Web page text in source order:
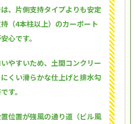
、片側支持タイプよりも安定
（4本柱以上）のカーポート
心です。
やすいため、土間コンクリー
くい滑らかな仕上げと排水勾
す。
位置が強風の通り道（ビル風